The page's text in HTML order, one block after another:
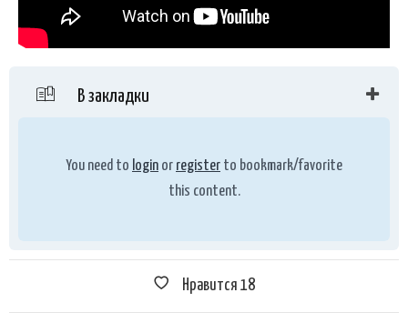
В закладки
You need to login or register to bookmark/favorite
this content.
Нравится 18